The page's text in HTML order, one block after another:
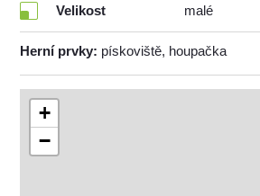
Velikost
malé
Herní prvky: pískoviště, houpačka
+
−